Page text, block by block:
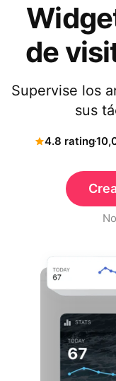
de
Supervise los
sus
4.8 rating